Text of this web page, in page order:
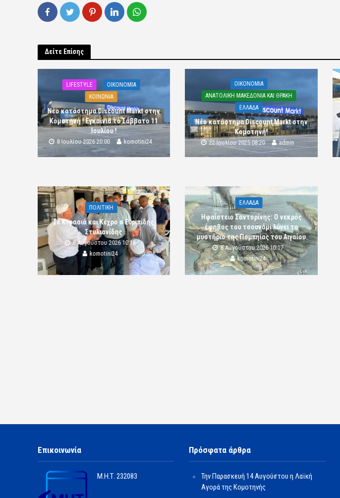
Δείτε Επίσης
LIFESTYLE
OIKONOMIA
ΚΟΙΝΩΝΙΑ
Νέο κατάστημα Discount Markt στην
Κομοτηνή ! Εγκαίνια το Σάββατο 11
Ιουλίου !
8 Ιουλίου 2026 20:00 komotini24
OIKONOMIA
ΑΝΑΤΟΛΙΚΗ ΜΑΚΕΔΟΝΙΑ ΚΑΙ ΘΡΑΚΗ
ΕΛΛΑΔΑ
Νέο κατάστημα Discount Markt στην
Κομοτηνή!
22 Ιουλίου 2025 08:20 admin
ΠΟΛΙΤΙΚΗ
Σε Κερασιά και Κέχρο ο Ευριπίδης
Στυλιανίδης
8 Αυγούστου 2026 10:18
komotini24
ΕΛΛΑΔΑ
Ηφαίστειο Σαντορίνης: Ο νεκρός
έφηβος του τσουνάμι λύνει το
μυστήριο της Πομπηίας του Αιγαίου
8 Αυγούστου 2026 10:17
komotini24
Επικοινωνία
Μ.Η.Τ. 232083
Πρόσφατα άρθρα
Την Παρασκευή 14 Αυγούστου η Λαϊκή
Αγορά της Κομοτηνής